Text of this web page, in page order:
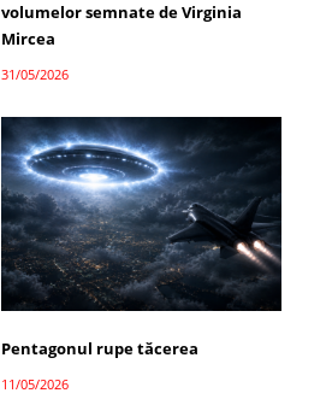
volumelor semnate de Virginia
Mircea
31/05/2026
Pentagonul rupe tăcerea
11/05/2026